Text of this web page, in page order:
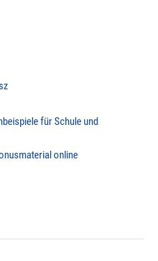
für Schule und
online